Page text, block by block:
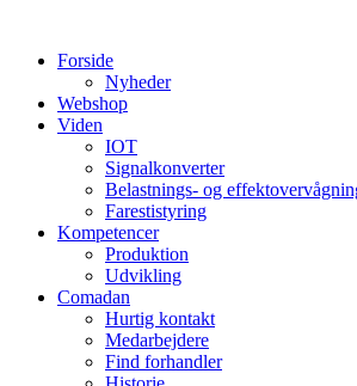
indholdForside
Nyheder
Webshop
Viden
IOT
Signalkonverter
Belastnings- og
Farestistyring
Kompetencer
Produktion
Udvikling
Comadan
Hurtig kontakt
Medarbejdere
Find forhandler